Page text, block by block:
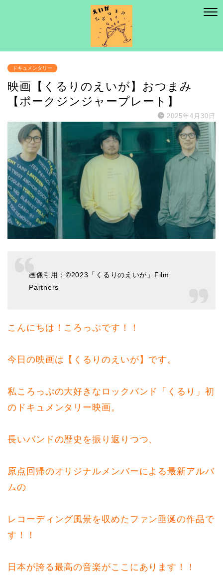
ドキュメンタリー
映画【くるりのえいが】おつまみ
【ポークジンジャープレート】
2025年4月30日
画像引用：©️2023「くるりのえいが」Film
Partners
こんにちは！ころっぷです！！
今日の映画は【くるりのえいが】です。
私ころっぷの大好きなロックバンド「くるり」初
のドキュメンタリー映画。
長いバンドの歴史を振り返りつつ、
原点回帰のオリジナルメンバーによる最新アルバ
ムの
レコーディング風景を収めたファン垂涎の作品で
す！！
日本が誇る最高の音楽がここにあります！！